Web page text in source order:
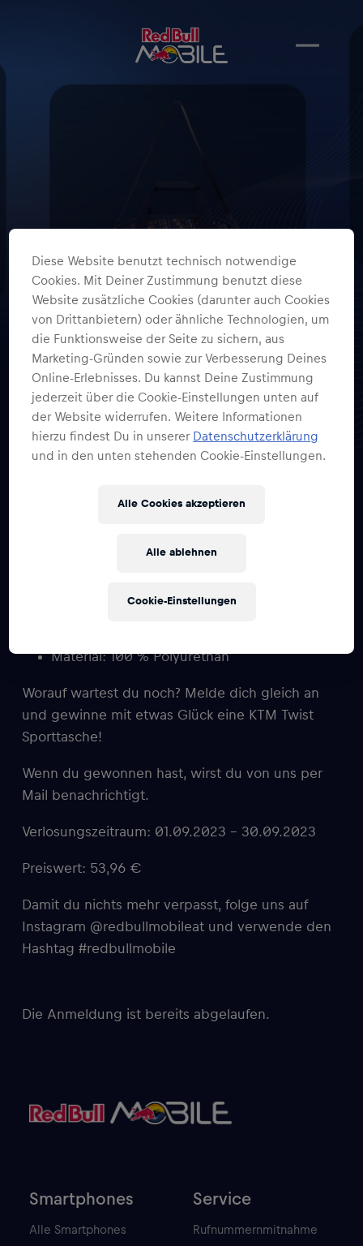
SPORTFANS AUFGEPASST
6×1 KTM Sporttasche
Twist
Material: 100 % Polyurethan
Worauf wartest du noch? Melde dich gleich an
und gewinne mit etwas Glück eine KTM Twist
Sporttasche!
Wenn du gewonnen hast, wirst du von uns per
Mail benachrichtigt.
Verlosungszeitraum: 01.09.2023 – 30.09.2023
Preiswert: 53,96 €
Damit du nichts mehr verpasst, folge uns auf
Instagram @redbullmobileat und verwende den
Hashtag #redbullmobile
Die Anmeldung ist bereits abgelaufen.
Smartphones
Alle Smartphones
Service
Rufnummernmitnahme
Diese Website benutzt technisch notwendige
Cookies. Mit Deiner Zustimmung benutzt diese
Website zusätzliche Cookies (darunter auch Cookies
von Drittanbietern) oder ähnliche Technologien, um
die Funktionsweise der Seite zu sichern, aus
Marketing-Gründen sowie zur Verbesserung Deines
Online-Erlebnisses. Du kannst Deine Zustimmung
jederzeit über die Cookie-Einstellungen unten auf
der Website widerrufen. Weitere Informationen
hierzu findest Du in unserer Datenschutzerklärung
und in den unten stehenden Cookie-Einstellungen.
Alle ablehnen
Alle Cookies akzeptieren
Cookie-Einstellungen